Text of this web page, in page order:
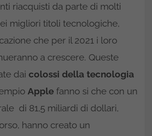
riacquisti da parte di molti
migliori titoli tecnologiche,
che per il 2021 i loro
a crescere. Queste
dai colossi della tecnologia
Apple fanno si che con un
di 81,5 miliardi di dollari,
hanno creato un